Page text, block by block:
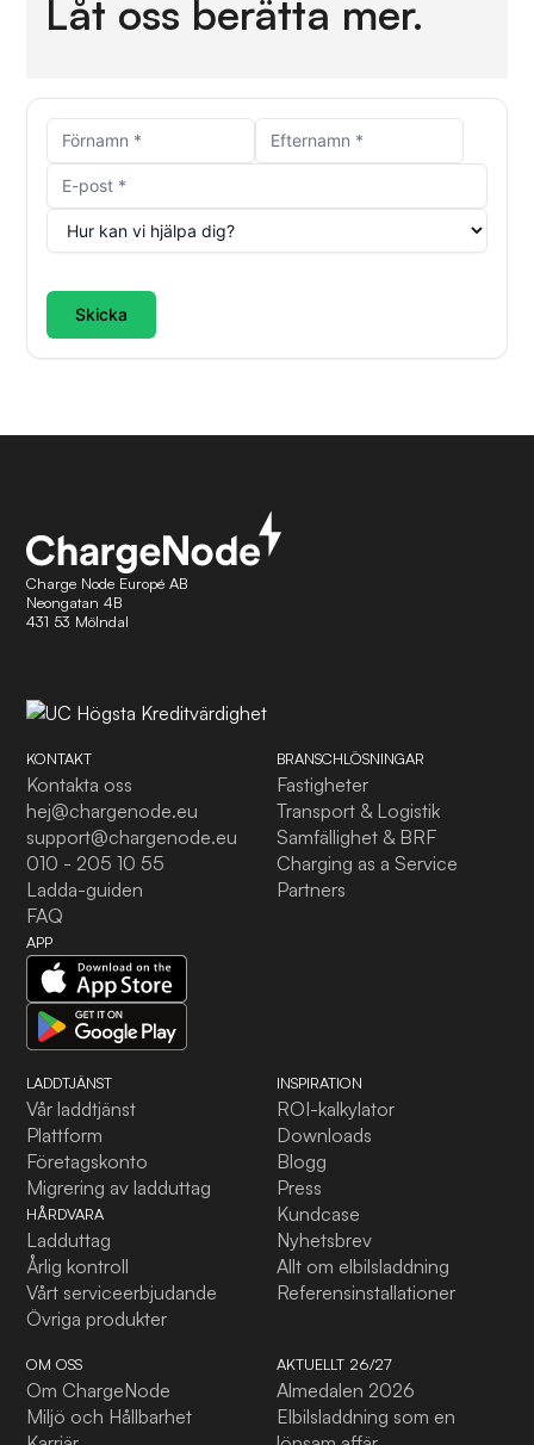
Låt oss berätta mer.
Skicka
Charge Node Europé AB
Neongatan 4B
431 53 Mölndal
KONTAKT
Kontakta oss
hej@chargenode.eu
support@chargenode.eu
010 - 205 10 55
Ladda-guiden
FAQ
APP
BRANSCHLÖSNINGAR
Fastigheter
Transport & Logistik
Samfällighet & BRF
Charging as a Service
Partners
LADDTJÄNST
Vår laddtjänst
Plattform
Företagskonto
Migrering av ladduttag
HÅRDVARA
Ladduttag
Årlig kontroll
Vårt serviceerbjudande
Övriga produkter
INSPIRATION
ROI-kalkylator
Downloads
Blogg
Press
Kundcase
Nyhetsbrev
Allt om elbilsladdning
Referensinstallationer
OM OSS
Om ChargeNode
Miljö och Hållbarhet
AKTUELLT 26/27
Almedalen 2026
Elbilsladdning som en